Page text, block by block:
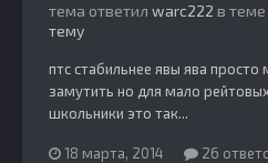
тема ответил warc222 в теме
тему
птс стабильнее явы ява
замутить но для мало
школьники это так...
18 марта, 2014 26